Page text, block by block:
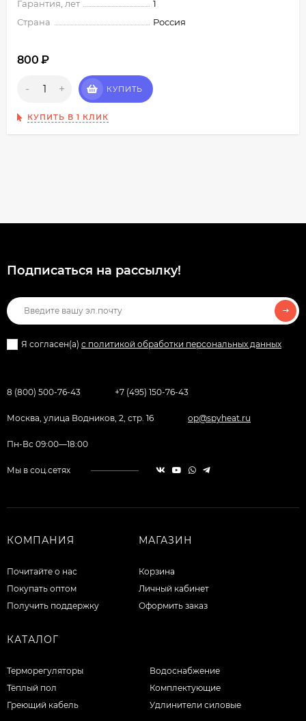
Гарантия, лет
1
Страна
Россия
800 ₽
- + КУПИТЬ
КУПИТЬ В 1 КЛИК
Подписаться на рассылкy!
Я согласен(a) с политикой обработки персональных данных
8 (800) 500-76-43 +7 (495) 150-76-43
Москва, улица Водников, 2, стр. 16 op@spyheat.ru
Пн-Вс 09:00—18:00
Мы в соц.сетях
КОМПАНИЯ
Почитайте о нас
Покупать оптом
Получить поддержку
МАГАЗИН
Корзина
Личный кабинет
Оформить заказ
КАТАЛОГ
Терморегуляторы
Тёплый пол
Греющий кабель
Водоснабжение
Комплектующие
Удлинители силовые